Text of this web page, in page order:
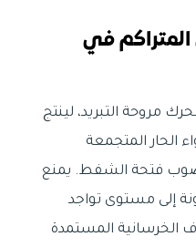
في
مروحة التبريد، لينتج
الحار المتجمعة
صوب فتحة الشفط. يمنع
إلى مستوى تواجد
الخرسانية المستمدة